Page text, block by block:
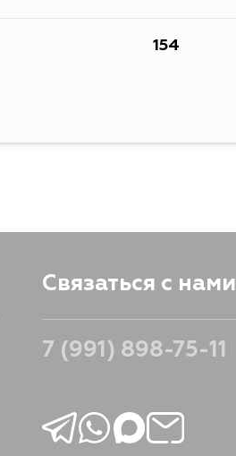
154
Связаться с нами
7 (991) 898-75-11